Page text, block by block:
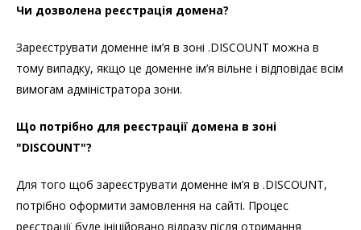
Чи дозволена реєстрація домена?
Зареєструвати доменне ім’я в зоні .DISCOUNT можна в
тому випадку, якщо це доменне ім’я вільне і відповідає всім
вимогам адміністратора зони.
Що потрібно для реєстрації домена в зоні
"DISCOUNT"?
Для того щоб зареєструвати доменне ім’я в .DISCOUNT,
потрібно оформити замовлення на сайті. Процес
реєстрації буде ініційовано відразу після отримання